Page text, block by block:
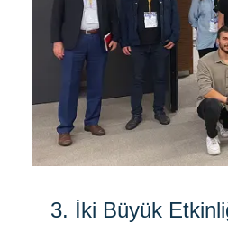
3. İki Büyük